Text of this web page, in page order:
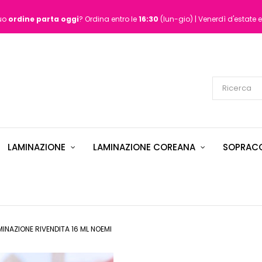
ordine parta oggi? Ordina entro le16:30 (lun-gio) | Venerdì d'estate
LAMINAZIONE LAMINAZIONE COREANA
RIVENDITA 16 ML NOEMI